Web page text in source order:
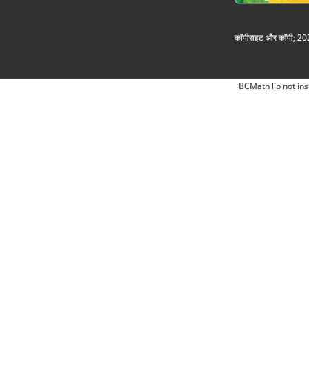
कॉपीराइट और कॉपी;
BCMath lib not